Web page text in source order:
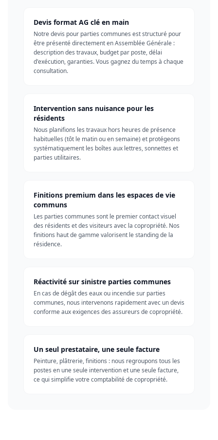
Devis format AG clé en main
Notre devis pour parties communes est structuré pour
être présenté directement en Assemblée Générale :
description des travaux, budget par poste, délai
d'exécution, garanties. Vous gagnez du temps à chaque
consultation.
Intervention sans nuisance pour les
résidents
Nous planifions les travaux hors heures de présence
habituelles (tôt le matin ou en semaine) et protégeons
systématiquement les boîtes aux lettres, sonnettes et
parties utilitaires.
Finitions premium dans les espaces de vie
communs
Les parties communes sont le premier contact visuel
des résidents et des visiteurs avec la copropriété. Nos
finitions haut de gamme valorisent le standing de la
résidence.
Réactivité sur sinistre parties communes
En cas de dégât des eaux ou incendie sur parties
communes, nous intervenons rapidement avec un devis
conforme aux exigences des assureurs de copropriété.
Un seul prestataire, une seule facture
Peinture, plâtrerie, finitions : nous regroupons tous les
postes en une seule intervention et une seule facture,
ce qui simplifie votre comptabilité de copropriété.